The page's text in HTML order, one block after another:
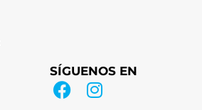
SÍGUENOS EN